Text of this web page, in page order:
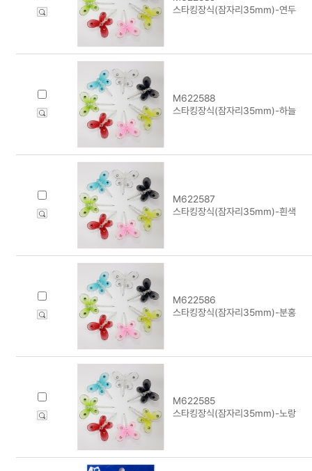
스타킹장식(잠자리35mm)-연두
M622588
스타킹장식(잠자리35mm)-하늘
M622587
스타킹장식(잠자리35mm)-흰색
M622586
스타킹장식(잠자리35mm)-분홍
M622585
스타킹장식(잠자리35mm)-노랑